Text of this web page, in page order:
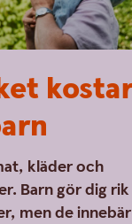
kläder och
Barn gör dig rik
men de